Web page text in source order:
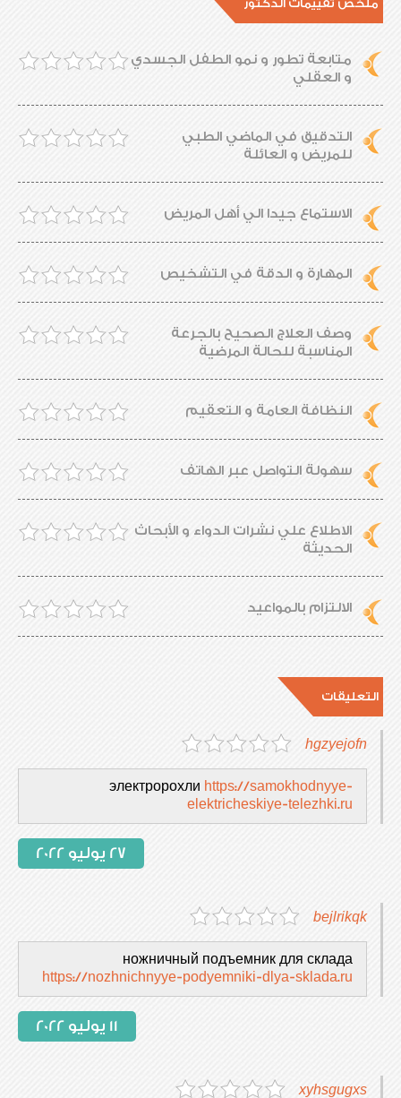
ملخص تقييمات الدكتور
متابعة تطور و نمو الطفل الجسدي
و العقلي
التدقيق في الماضي الطبي
للمريض و العائلة
الاستماع جيدا الي أهل المريض
المهارة و الدقة في التشخيص
وصف العلاج الصحيح بالجرعة
المناسبة للحالة المرضية
النظافة العامة و التعقيم
سهولة التواصل عبر الهاتف
الاطلاع علي نشرات الدواء و الأبحاث
الحديثة
الالتزام بالمواعيد
التعليقات
hgzyejofn
электророхли https://samokhodnyye-
elektricheskiye-telezhki.ru
27 يوليو 2022
bejlrikqk
ножничный подъемник для склада
https://nozhnichnyye-podyemniki-dlya-sklada.ru
11 يوليو 2022
xyhsgugxs